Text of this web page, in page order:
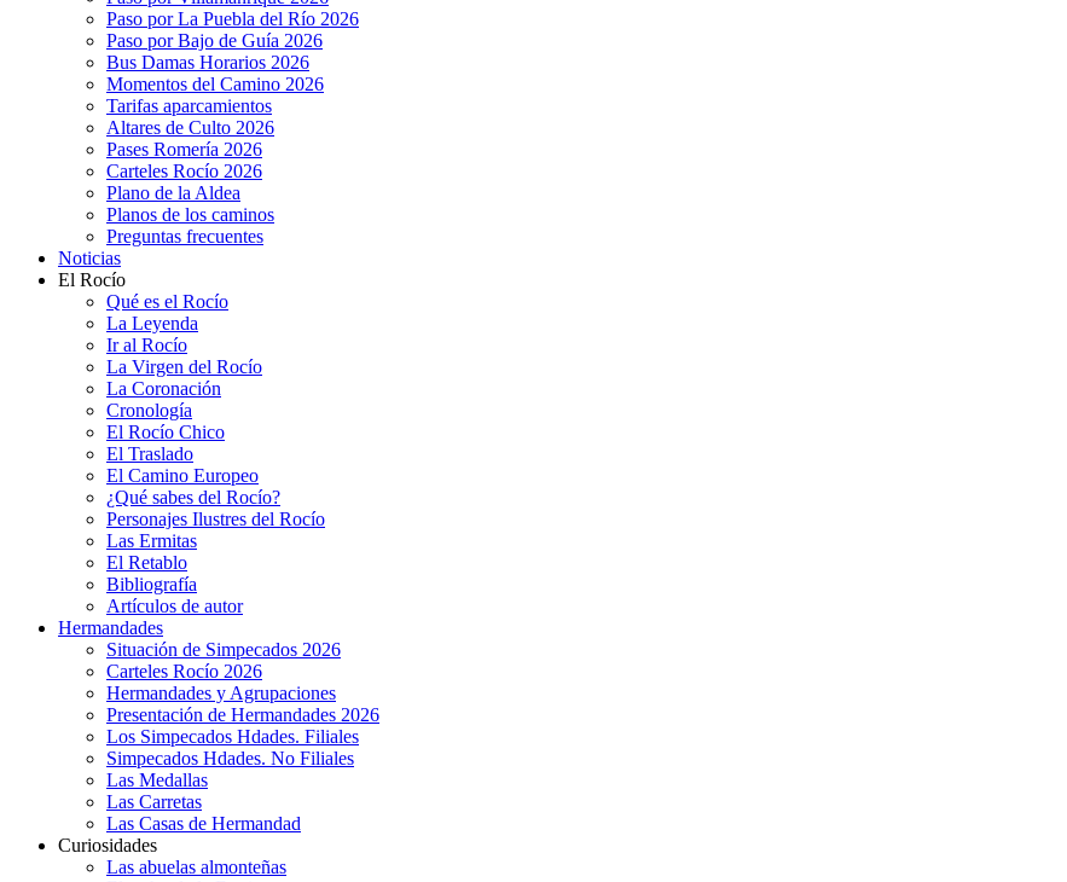
Paso por La Puebla del Río 2026
Paso por Bajo de Guía 2026
Bus Damas Horarios 2026
Momentos del Camino 2026
Tarifas aparcamientos
Altares de Culto 2026
Pases Romería 2026
Carteles Rocío 2026
Plano de la Aldea
Planos de los caminos
Preguntas frecuentes
Noticias
El Rocío
Qué es el Rocío
La Leyenda
Ir al Rocío
La Virgen del Rocío
La Coronación
Cronología
El Rocío Chico
El Traslado
El Camino Europeo
¿Qué sabes del Rocío?
Personajes Ilustres del Rocío
Las Ermitas
El Retablo
Bibliografía
Artículos de autor
Hermandades
Situación de Simpecados 2026
Carteles Rocío 2026
Hermandades y Agrupaciones
Presentación de Hermandades 2026
Los Simpecados Hdades. Filiales
Simpecados Hdades. No Filiales
Las Medallas
Las Carretas
Las Casas de Hermandad
Curiosidades
Las abuelas almonteñas